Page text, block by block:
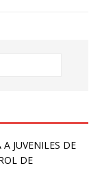
JUVENILES DE
DE